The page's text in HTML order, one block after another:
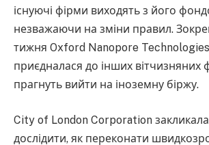
існуючі фірми виходять з його
незважаючи на зміни правил.
тижня Oxford Nanopore
приєдналася до інших вітчизняних
прагнуть вийти на іноземну біржу.
City of London Corporation
дослідити, як переконати